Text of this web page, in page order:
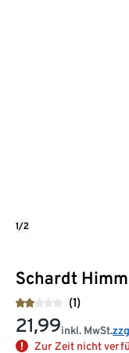
Schardt
(1)
21,99inkl. MwSt.
Zur Zeit nicht
1/2